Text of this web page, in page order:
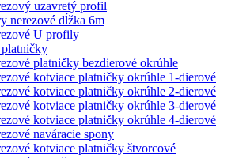
uzavretý profil
nerezové dĺžka 6m
U profily
platničky bezdierové okrúhle
kotviace platničky okrúhle 1-dierové
kotviace platničky okrúhle 2-dierové
kotviace platničky okrúhle 3-dierové
kotviace platničky okrúhle 4-dierové
naváracie spony
kotviace platničky štvorcové